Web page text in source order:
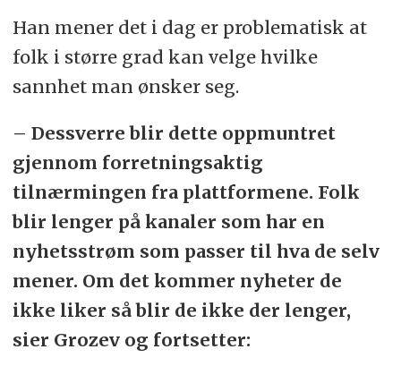
Han mener det i dag er problematisk at
folk i større grad kan velge hvilke
sannhet man ønsker seg.
– Dessverre blir dette oppmuntret
gjennom forretningsaktig
tilnærmingen fra plattformene. Folk
blir lenger på kanaler som har en
nyhetsstrøm som passer til hva de selv
mener. Om det kommer nyheter de
ikke liker så blir de ikke der lenger,
sier Grozev og fortsetter: